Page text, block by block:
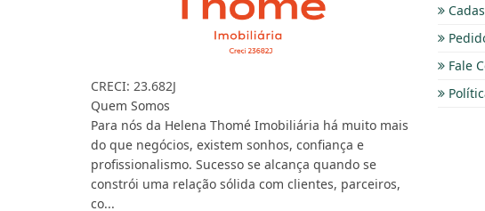
CRECI: 23.682J
Quem Somos
Para nós da Helena Thomé Imobiliária há muito mais
do que negócios, existem sonhos, confiança e
profissionalismo. Sucesso se alcança quando se
constrói uma relação sólida com clientes, parceiros,
co...
Fale